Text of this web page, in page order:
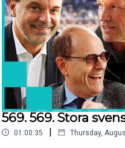
569. 569. Stora
01:00:35 | Thursday,